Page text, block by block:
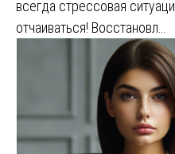
всегда стрессовая
отчаиваться! Восстановл…